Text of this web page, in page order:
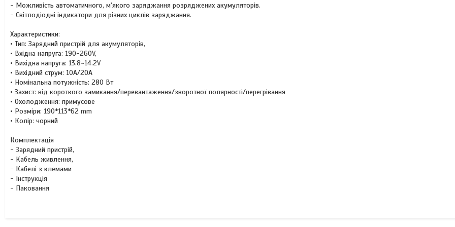
- Можливість автоматичного, м'якого заряджання розряджених акумуляторів.
- Світлодіодні індикатори для різних циклів заряджання.
Характеристики:
• Тип: Зарядний пристрій для акумуляторів,
• Вхідна напруга: 190-260V,
• Вихідна напруга: 13.8~14.2V
• Вихідний струм: 10A/20A
• Номінальна потужність: 280 Вт
• Захист: від короткого замикання/перевантаження/зворотної полярності/перегрівання
• Охолодження: примусове
• Розміри: 190*113*62 mm
• Колір: чорний
Комплектація
- Зарядний пристрій,
- Кабель живлення,
- Кабелі з клемами
- Інструкція
- Паковання